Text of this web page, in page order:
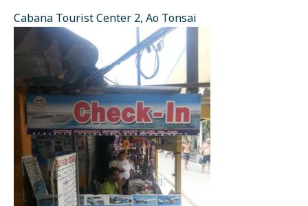
Cabana Tourist Center 2, Ao Tonsai